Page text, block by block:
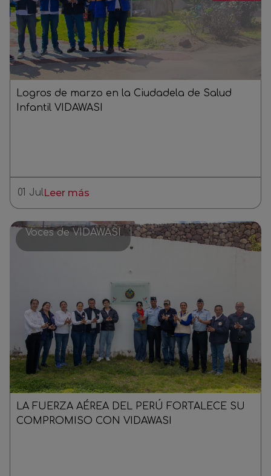
Logros de marzo en la Ciudadela de Salud
Infantil VIDAWASI
01 JulLeer más
Voces de VIDAWASI
LA FUERZA AÉREA DEL PERÚ FORTALECE SU
COMPROMISO CON VIDAWASI